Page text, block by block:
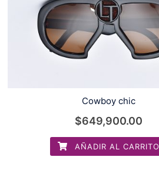
Cowboy chic
$649,900.00
AÑADIR AL CARRITO